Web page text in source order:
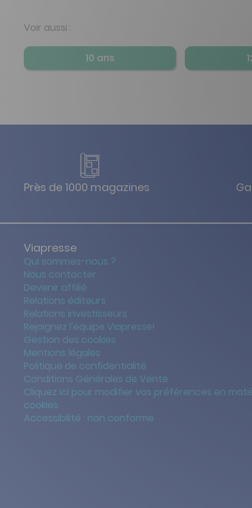
Voir aussi :
10 ans
Près de 1000 magazines
Viapresse
Qui sommes-nous ?
Nous contacter
Devenir affilié
Relations éditeurs
Relations investisseurs
Rejoignez l'équipe Viapresse!
Gestion des cookies
Mentions légales
Politique de confidentialité
Conditions Générales de Vente
Cliquez ici pour modifier vos préférences en
cookies
Accessibilité : non conforme